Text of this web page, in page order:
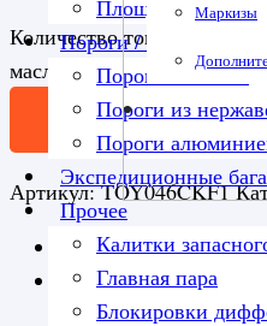
Маркизы
Площадка под
Пороги / подножки
Пороги силовые
Пороги из
Пороги
Экспедиционные
Прочее
Калитки
Главная пара
Блокировки
Количество товара
масляные нагрузка до 400
В корзину
Артикул:TOY046CKF1
Описание
Детали